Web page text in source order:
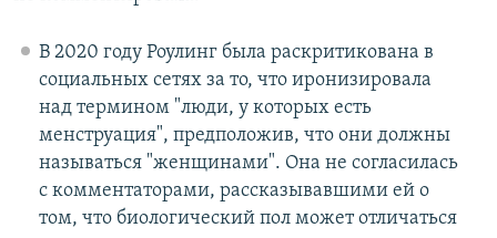
В 2020 году Роулинг была раскритикована в
социальных сетях за то, что иронизировала
над термином "люди, у которых есть
менструация", предположив, что они должны
называться "женщинами". Она не согласилась
с комментаторами, рассказывавшими ей о
том, что биологический пол может отличаться